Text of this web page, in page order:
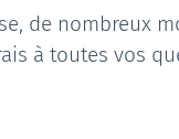
de nombreux
à toutes vos